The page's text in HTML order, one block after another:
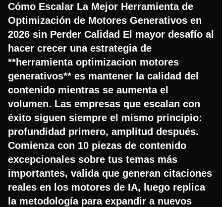
Cómo Escalar La Mejor Herramienta de
Optimización de Motores Generativos en
2026 sin Perder Calidad El mayor desafío al
hacer crecer una estrategia de
**herramienta optimizacion motores
generativos** es mantener la calidad del
contenido mientras se aumenta el
volumen. Las empresas que escalan con
éxito siguen siempre el mismo principio:
profundidad primero, amplitud después.
Comienza con 10 piezas de contenido
excepcionales sobre tus temas más
importantes, valida que generan citaciones
reales en los motores de IA, luego replica
la metodología para expandir a nuevos